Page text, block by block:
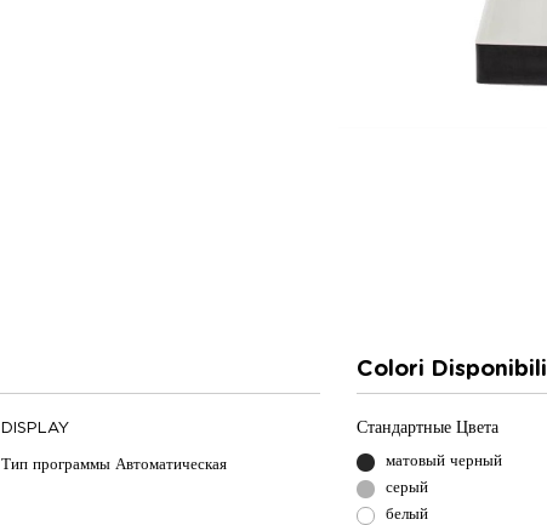
DISPLAY
Тип программы Автоматическая
Colori Disponibili
Стандартные Цвета
матовый черный
серый
белый